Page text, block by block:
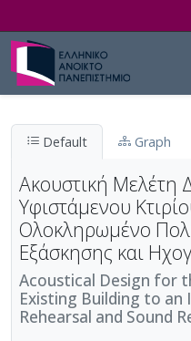
Default Graph
Ακουστική Μελέτη
Υφιστάμενου
Ολοκληρωμένο
Εξάσκησης και
Acoustical Design for
Existing Building to
Rehearsal and Sound